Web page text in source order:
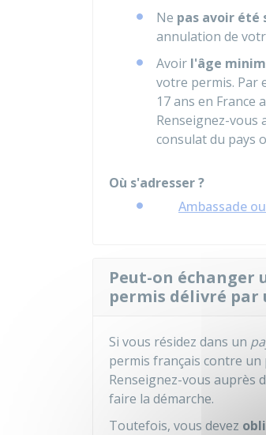
Ne pas avoir été
annulation de
Avoir l'âge
votre permis. Par
17 ans en France
Renseignez-vous
consulat du pays
Où s'adresser ?
Ambassade
Peut-on échanger
permis délivré par
Si vous résidez dans un
permis français contre un
Renseignez-vous auprès
faire la démarche.
Toutefois, vous devez